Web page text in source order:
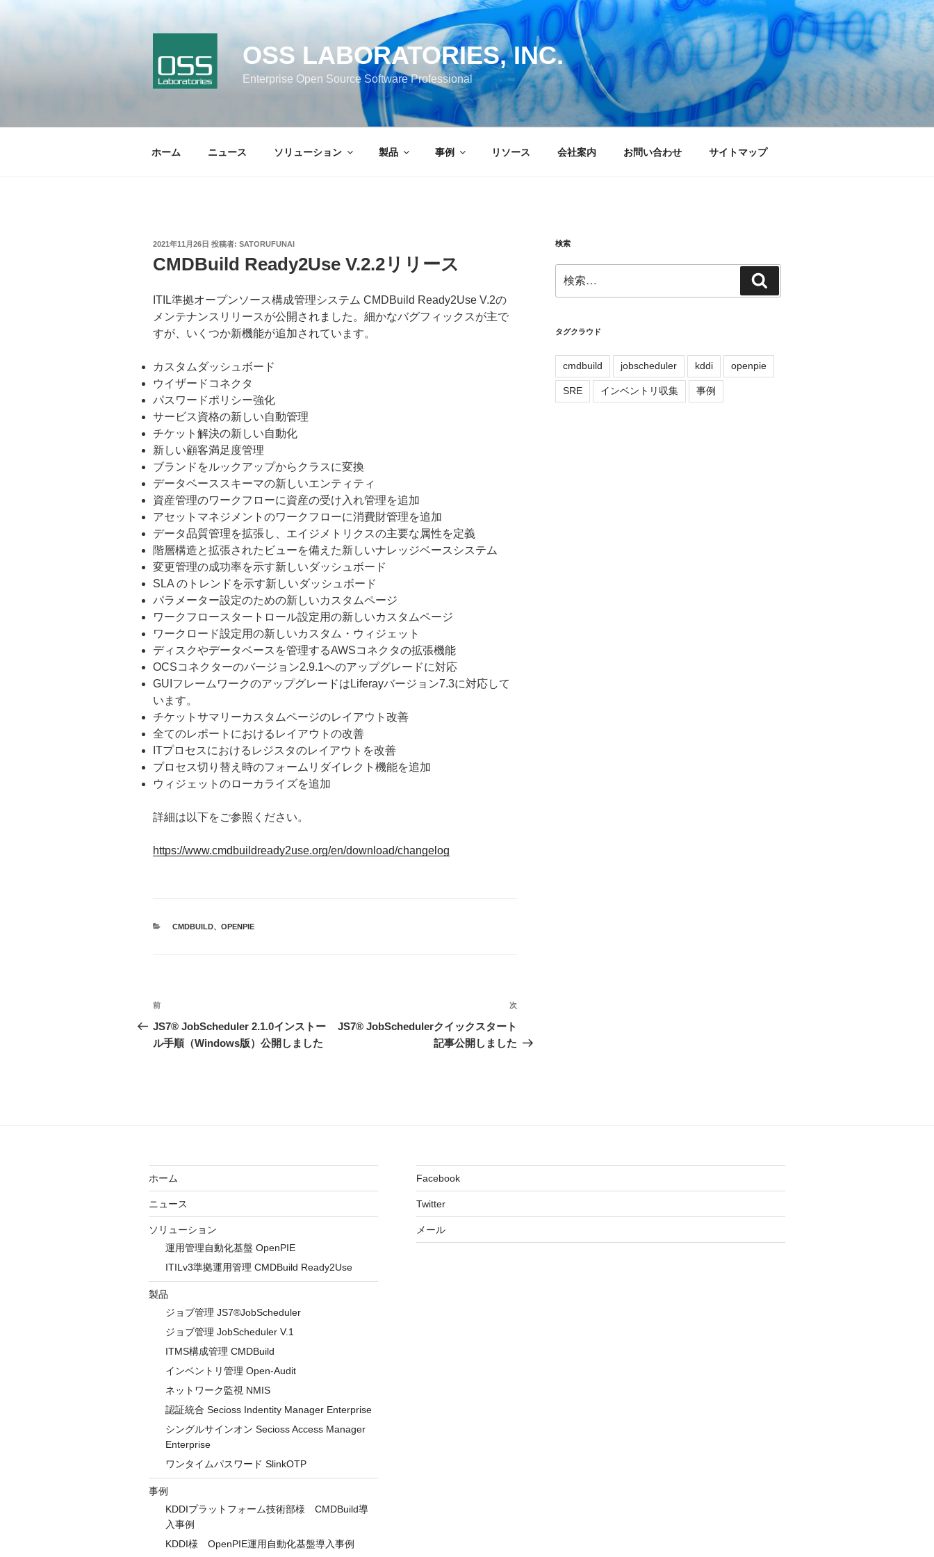
OSS LABORATORIES, INC.
Enterprise Open Source Software Professional
ホーム ニュース ソリューション 製品 事例 リソース 会社案内 お問い合わせ サイトマップ
投
日:
2021年11月26日 投稿者: SATORUFUNAI
CMDBuild Ready2Use V.2.2リリース
ITIL準拠オープンソース構成管理システム CMDBuild Ready2Use V.2の
メンテナンスリリースが公開されました。細かなバグフィックスが主で
すが、いくつか新機能が追加されています。
カスタムダッシュボード
ウイザードコネクタ
パスワードポリシー強化
サービス資格の新しい自動管理
チケット解決の新しい自動化
新しい顧客満足度管理
ブランドをルックアップからクラスに変換
データベーススキーマの新しいエンティティ
資産管理のワークフローに資産の受け入れ管理を追加
アセットマネジメントのワークフローに消費財管理を追加
データ品質管理を拡張し、エイジメトリクスの主要な属性を定義
階層構造と拡張されたビューを備えた新しいナレッジベースシステム
変更管理の成功率を示す新しいダッシュボード
SLA のトレンドを示す新しいダッシュボード
パラメーター設定のための新しいカスタムページ
ワークフロースタートロール設定用の新しいカスタムページ
ワークロード設定用の新しいカスタム・ウィジェット
ディスクやデータベースを管理するAWSコネクタの拡張機能
OCSコネクターのバージョン2.9.1へのアップグレードに対応
GUIフレームワークのアップグレードはLiferayバージョン7.3に対応して
います。
チケットサマリーカスタムページのレイアウト改善
全てのレポートにおけるレイアウトの改善
ITプロセスにおけるレジスタのレイアウトを改善
プロセス切り替え時のフォームリダイレクト機能を追加
ウィジェットのローカライズを追加
詳細は以下をご参照ください。
https://www.cmdbuildready2use.org/en/download/changelog
カ
CMDBUILD、 OPENPIE
投
稿
ナ
ョ
ン
前
の
投
前
JS7® JobScheduler 2.1.0インストー
ル手順（Windows版）公開しました
次
投
次
JS7® JobSchedulerクイックスタート
記事公開しました
検索
索:
索
タグクラウド
cmdbuild jobscheduler kddi openpie
SRE インベントリ収集 事例
ホーム
ニュース
ソリューション
運用管理自動化基盤 OpenPIE
ITILv3準拠運用管理 CMDBuild Ready2Use
製品
ジョブ管理 JS7®JobScheduler
ジョブ管理 JobScheduler V.1
ITMS構成管理 CMDBuild
インベントリ管理 Open-Audit
ネットワーク監視 NMIS
認証統合 Secioss Indentity Manager Enterprise
シングルサインオン Secioss Access Manager
Enterprise
ワンタイムパスワード SlinkOTP
事例
KDDIプラットフォーム技術部様 CMDBuild導
入事例
KDDI様 OpenPIE運用自動化基盤導入事例
Facebook
Twitter
メール